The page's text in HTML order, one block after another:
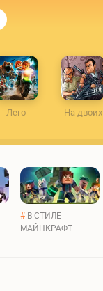
Лего На двоих
#В СТИЛЕ
МАЙНКРАФТ